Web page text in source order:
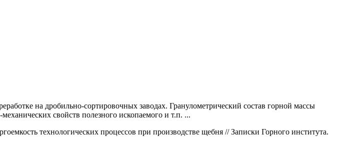
на дробильно-сортировочных заводах. Гранулометрический состав горной массы
свойств полезного ископаемого и т.п. ...
технологических процессов при производстве щебня // Записки Горного института.